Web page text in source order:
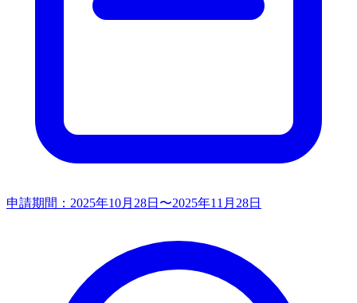
申請期間： 2025年10月28日〜2025年11月28日